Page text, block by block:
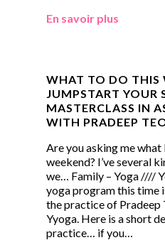
En savoir plus
WHAT TO DO THIS
JUMPSTART YOUR
MASTERCLASS IN
WITH PRADEEP
Are you asking me what
weekend? I’ve several
we… Family – Yoga ////
yoga program this time
the practice of Pradeep
Yyoga. Here is a short
practice… if you…